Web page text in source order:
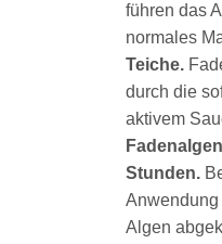
führen das
normales
Teiche.
durch die
aktivem
Stunden.
Algen